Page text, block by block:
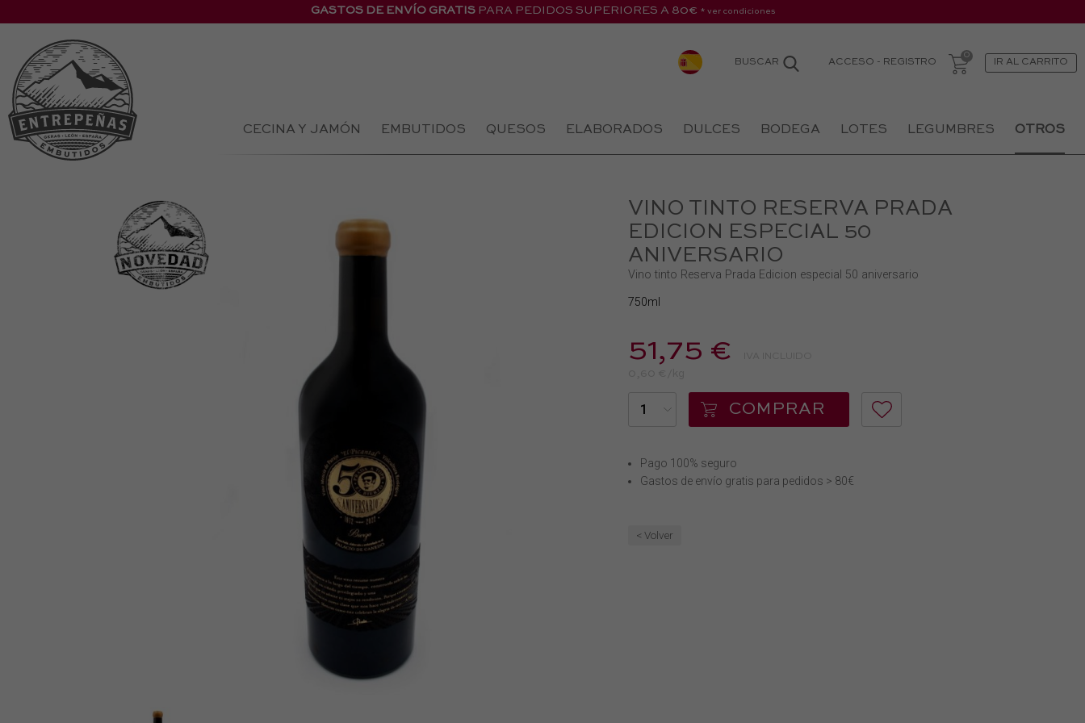
GASTOS DE ENVÍO GRATISPARA PEDIDOS SUPERIORES A 80€ * ver condiciones
BUSCAR ACCESO - REGISTRO IR AL CARRITO
CECINA Y JAMÓN EMBUTIDOS QUESOS ELABORADOS DULCES BODEGA LOTES LEGUMBRES OTROS
VINO TINTO RESERVA PRADA
EDICION ESPECIAL 50
ANIVERSARIO
Vino tinto Reserva Prada Edicion especial 50 aniversario
750ml
51,75 €
COMPRAR
Pago 100% seguro
Gastos de envío gratis para pedidos > 80€
< Volver